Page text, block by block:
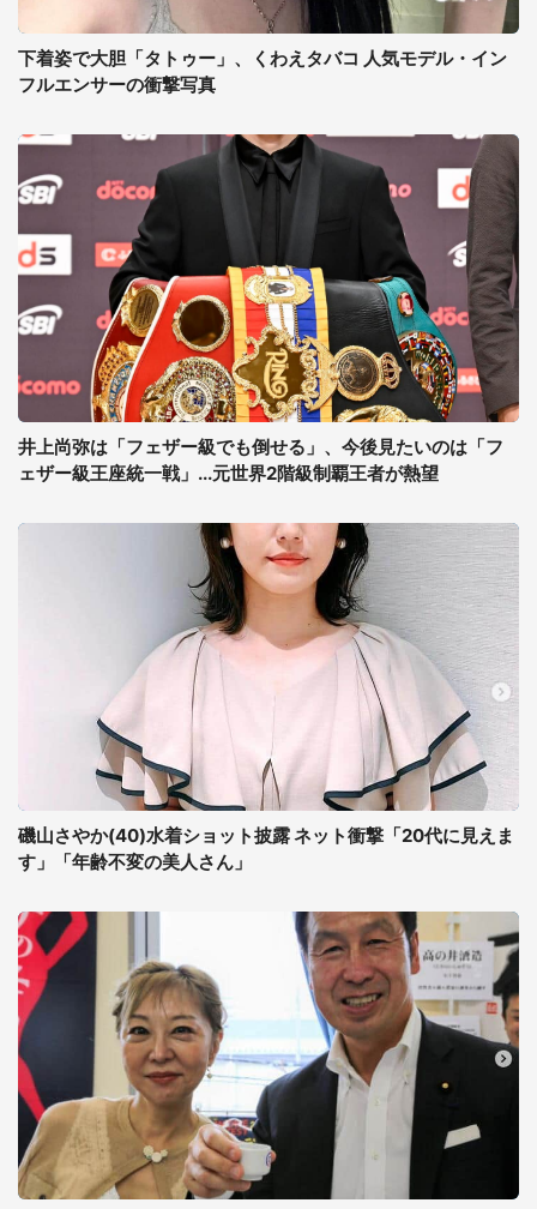
下着姿で大胆「タトゥー」、くわえタバコ 人気モデル・イン
フルエンサーの衝撃写真
井上尚弥は「フェザー級でも倒せる」、今後見たいのは「フ
ェザー級王座統一戦」...元世界2階級制覇王者が熱望
磯山さやか(40)水着ショット披露 ネット衝撃「20代に見えま
す」「年齢不変の美人さん」